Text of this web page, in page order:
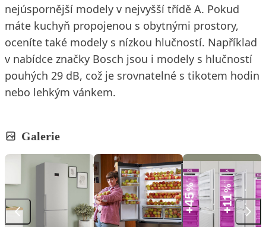
nejúspornější modely v nejvyšší třídě A. Pokud
máte kuchyň propojenou s obytnými prostory,
oceníte také modely s nízkou hlučností. Například
v nabídce značky Bosch jsou i modely s hlučností
pouhých 29 dB, což je srovnatelné s tikotem hodin
nebo lehkým vánkem.
Galerie